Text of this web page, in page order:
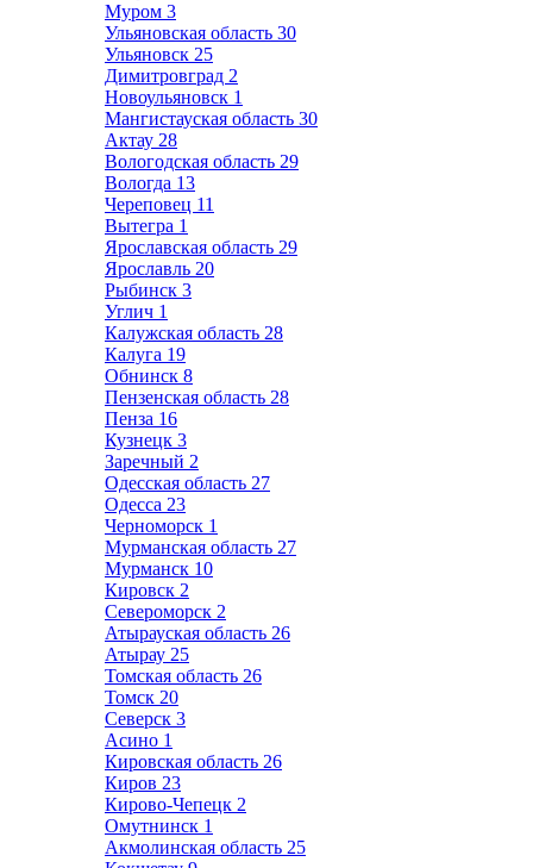
Муром 3
Ульяновская область 30
Ульяновск 25
Димитровград 2
Новоульяновск 1
Мангистауская область 30
Актау 28
Вологодская область 29
Вологда 13
Череповец 11
Вытегра 1
Ярославская область 29
Ярославль 20
Рыбинск 3
Углич 1
Калужская область 28
Калуга 19
Обнинск 8
Пензенская область 28
Пенза 16
Кузнецк 3
Заречный 2
Одесская область 27
Одесса 23
Черноморск 1
Мурманская область 27
Мурманск 10
Кировск 2
Североморск 2
Атырауская область 26
Атырау 25
Томская область 26
Томск 20
Северск 3
Асино 1
Кировская область 26
Киров 23
Кирово-Чепецк 2
Омутнинск 1
Акмолинская область 25